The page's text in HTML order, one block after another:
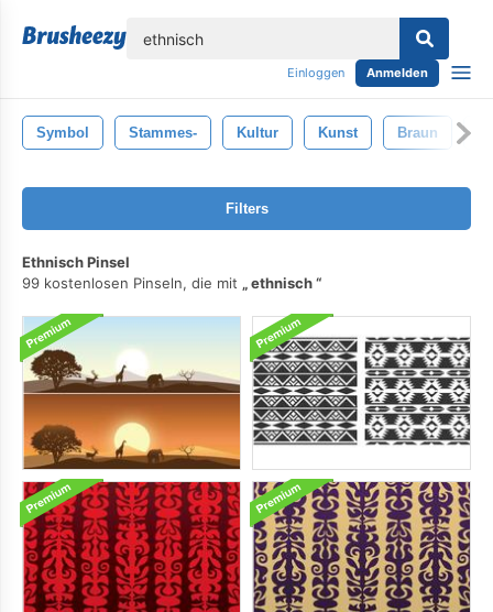
Einloggen Anmelden
Symbol Stammes- Kultur Kunst Braun
Filters
Ethnisch Pinsel
99 kostenlosen Pinseln, die mit
ethnisch